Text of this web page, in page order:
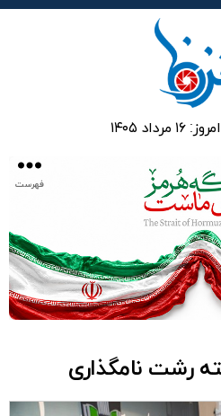
امروز: ۱۶ مرداد ۱۴۰۵
فهرست